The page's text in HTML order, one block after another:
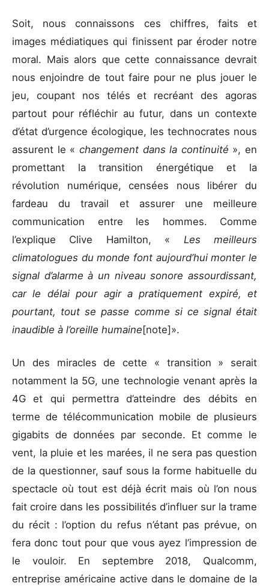
Soit, nous connaissons ces chiffres, faits et
images médiatiques qui finissent par éroder notre
moral. Mais alors que cette connaissance devrait
nous enjoindre de tout faire pour ne plus jouer le
jeu, coupant nos télés et recréant des agoras
partout pour réfléchir au futur, dans un contexte
d’état d’urgence écologique, les technocrates nous
assurent le « changement dans la continuité », en
promettant la transition énergétique et la
révolution numérique, censées nous libérer du
fardeau du travail et assurer une meilleure
communication entre les hommes. Comme
l’explique Clive Hamilton, « Les meilleurs
climatologues du monde font aujourd’hui monter le
signal d’alarme à un niveau sonore assourdissant,
car le délai pour agir a pratiquement expiré, et
pourtant, tout se passe comme si ce signal était
inaudible à l’oreille humaine[note]».
Un des miracles de cette « transition » serait
notamment la 5G, une technologie venant après la
4G et qui permettra d’atteindre des débits en
terme de télécommunication mobile de plusieurs
gigabits de données par seconde. Et comme le
vent, la pluie et les marées, il ne sera pas question
de la questionner, sauf sous la forme habituelle du
spectacle où tout est déjà écrit mais où l’on nous
fait croire dans les possibilités d’influer sur la trame
du récit : l’option du refus n’étant pas prévue, on
fera donc tout pour que vous ayez l’impression de
le vouloir. En septembre 2018, Qualcomm,
entreprise américaine active dans le domaine de la